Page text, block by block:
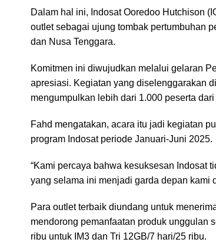
Dalam hal ini, Indosat Ooredoo Hutchison
outlet sebagai ujung tombak pertumbuhan
dan Nusa Tenggara.
Komitmen ini diwujudkan melalui gelaran
apresiasi. Kegiatan yang diselenggarakan
mengumpulkan lebih dari 1.000 peserta dari
Fahd mengatakan, acara itu jadi kegiatan
program Indosat periode Januari-Juni 2025.
“Kami percaya bahwa kesuksesan Indosat
yang selama ini menjadi garda depan kami
Para outlet terbaik diundang untuk
mendorong pemanfaatan produk unggulan
ribu untuk IM3 dan Tri 12GB/7 hari/25 ribu.